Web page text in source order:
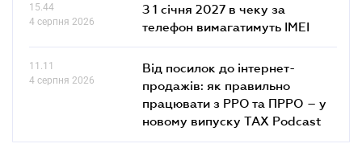
15.44
4 серпня 2026
З 1 січня 2027 в чеку за
телефон вимагатимуть IMEI
11.11
4 серпня 2026
Від посилок до інтернет-
продажів: як правильно
працювати з РРО та ПРРО – у
новому випуску TAX Podcast